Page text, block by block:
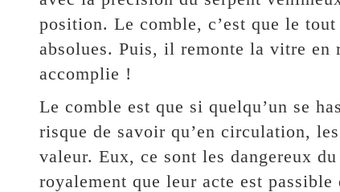
position. Le comble, c’est que le
absolues. Puis, il remonte la vitre
accomplie !
Le comble est que si quelqu’un se
risque de savoir qu’en circulation,
valeur. Eux, ce sont les dangereux
royalement que leur acte est